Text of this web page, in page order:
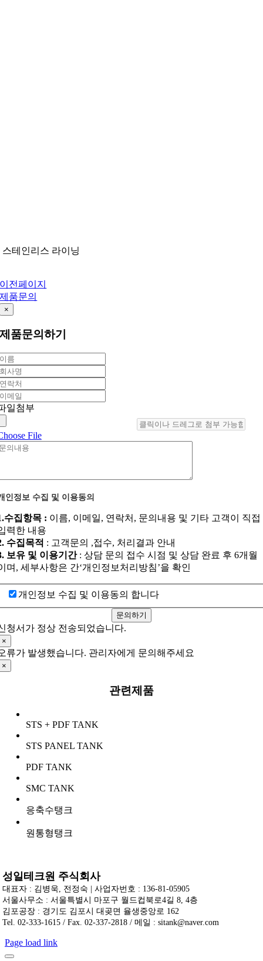
스테인리스 라이닝
이전페이지
제품문의
×
제품문의하기
일첨부
File
인정보 수집 및 이용동의
수집항목 : 이름, 이메일, 연락처, 문의내용 및 기타 고객이 직접
력한 내용
수집목적 : 고객문의 ,접수, 처리결과 안내
보유 및 이용기간: 상담 문의 접수 시점 및 상담 완료 후 6개월
며, 세부사항은 간‘개인정보처리방침’을 확인
개인정보 수집 및 이용동의 합니다
문의하기
청서가 정상 전송되었습니다.
×
류가 발생했습니다. 관리자에게 문의해주세요
×
관련제품
STS + PDF TANK
STS PANEL TANK
PDF TANK
SMC TANK
응축수탱크
원통형탱크
성일테크원 주식회사
대표자 : 김병욱, 전정숙 | 사업자번호 : 136-81-05905
서울사무소 : 서울특별시 마포구 월드컵북로4길 8, 4층
김포공장 : 경기도 김포시 대곶면 율생중앙로 162
Tel. 02-333-1615 / Fax. 02-337-2818 / 메일 : sitank@naver.com
Page load link